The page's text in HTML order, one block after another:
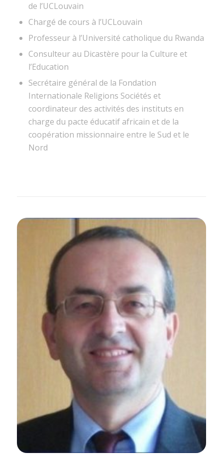
de l’UCLouvain
Chargé de cours à l’UCLouvain
Professeur à l’Université catholique du Rwanda
Consulteur au Dicastère pour la Culture et
l’Education
Secrétaire général de la Fondation
Internationale Religions Sociétés et
coordinateur des activités des instituts en
charge du pacte éducatif africain et de la
coopération missionnaire entre le Sud et le
Nord